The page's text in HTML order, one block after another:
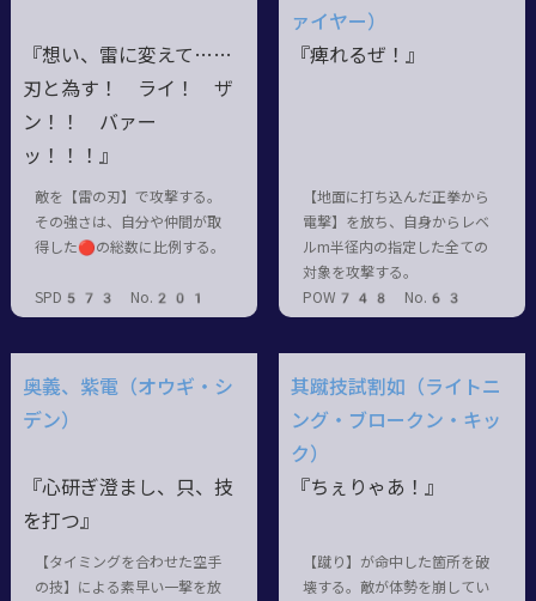
『想い、雷に変えて……
刃と為す！ ライ！ ザ
ン！！ バァー
ッ！！！』
敵を【雷の刃】で攻撃する。
その強さは、自分や仲間が取
得した🔴の総数に比例する。
SPD573 No.201
ァイヤー）
『痺れるぜ！』
【地面に打ち込んだ正拳から
電撃】を放ち、自身からレベ
ルm半径内の指定した全ての
対象を攻撃する。
POW748 No.63
奥義、紫電（オウギ・シ
デン）
『心研ぎ澄まし、只、技
を打つ』
【タイミングを合わせた空手
の技】による素早い一撃を放
其蹴技試割如（ライトニ
ング・ブロークン・キッ
ク）
『ちぇりゃあ！』
【蹴り】が命中した箇所を破
壊する。敵が体勢を崩してい